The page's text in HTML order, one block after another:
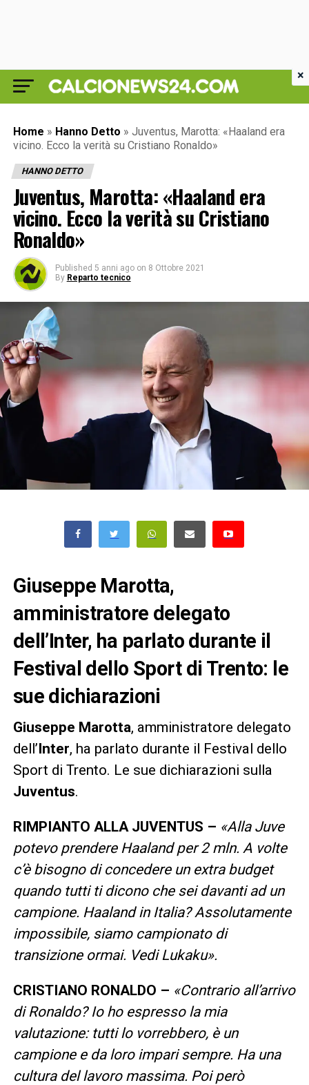
Home » Hanno Detto » Juventus, Marotta: «Haaland era
vicino. Ecco la verità su Cristiano Ronaldo»
HANNO DETTO
Juventus, Marotta: «Haaland era
vicino. Ecco la verità su Cristiano
Ronaldo»
Published 5 anni ago on 8 Ottobre 2021
By Reparto tecnico
Giuseppe Marotta,
amministratore delegato
dell’Inter, ha parlato durante il
Festival dello Sport di Trento: le
sue dichiarazioni
Giuseppe Marotta, amministratore delegato
dell’Inter, ha parlato durante il Festival dello
Sport di Trento. Le sue dichiarazioni sulla
Juventus.
RIMPIANTO ALLA JUVENTUS – «Alla Juve
potevo prendere Haaland per 2 mln. A volte
c’è bisogno di concedere un extra budget
quando tutti ti dicono che sei davanti ad un
campione. Haaland in Italia? Assolutamente
impossibile, siamo campionato di
transizione ormai. Vedi Lukaku».
CRISTIANO RONALDO – «Contrario all’arrivo
di Ronaldo? Io ho espresso la mia
valutazione: tutti lo vorrebbero, è un
campione e da loro impari sempre. Ha una
cultura del lavoro massima. Poi però
×